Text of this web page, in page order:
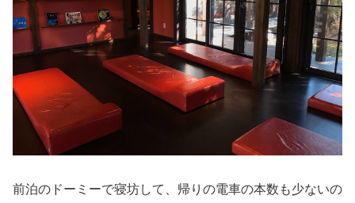
前泊のドーミーで寝坊して、帰りの電車の本数も少ないの